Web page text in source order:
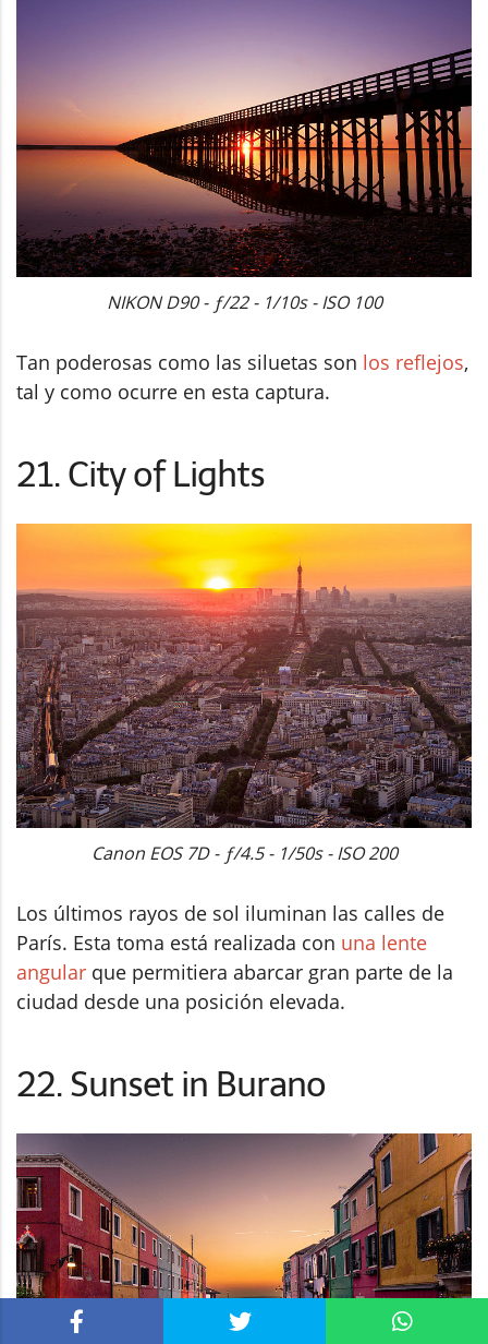
NIKON D90 - ƒ/22 - 1/10s - ISO 100
Tan poderosas como las siluetas son los reflejos,
tal y como ocurre en esta captura.
21. City of Lights
Canon EOS 7D - ƒ/4.5 - 1/50s - ISO 200
Los últimos rayos de sol iluminan las calles de
París. Esta toma está realizada con una lente
angular que permitiera abarcar gran parte de la
ciudad desde una posición elevada.
22. Sunset in Burano